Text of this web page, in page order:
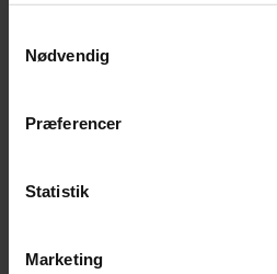
Nødvendig
Præferencer
Statistik
Marketing